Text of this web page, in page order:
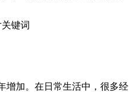
增加。在日常生活中，很多经